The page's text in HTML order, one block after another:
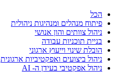
הכל
פיתוח מנהלים ומנהיגות ניהולית
ניהול צוותים והון אנושי
בניית תוכניות עבודה
הובלת שינוי וייעוץ ארגוני
ניהול ביצועים ואפקטיביות ארגונית
ניהול אפקטיבי בעידן ה- AI